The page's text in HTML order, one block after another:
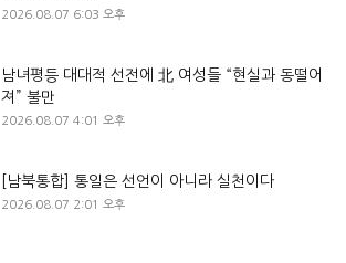
2026.08.07 6:03 오후
남녀평등 대대적 선전에 北 여성들 “현실과 동떨어
져” 불만
2026.08.07 4:01 오후
[남북통합] 통일은 선언이 아니라 실천이다
2026.08.07 2:01 오후